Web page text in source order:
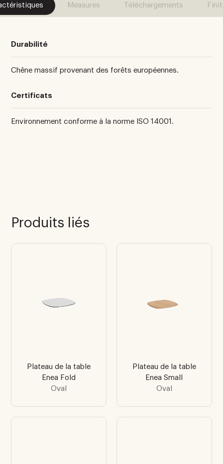
Measures Téléchargements
Durabilité
Chêne massif provenant des forêts européennes.
Certificats
Environnement conforme à la norme ISO 14001.
Produits liés
Plateau de la table
Enea Fold
Oval
Plateau de la table
Enea Small
Oval